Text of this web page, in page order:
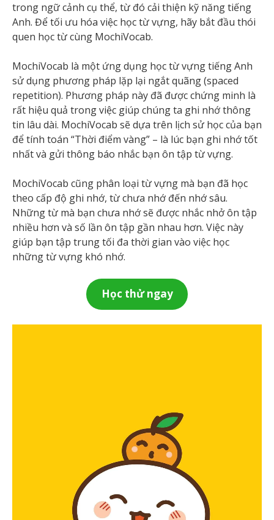
trong ngữ cảnh cụ thể, từ đó cải thiện kỹ năng tiếng
Anh. Để tối ưu hóa việc học từ vựng, hãy bắt đầu thói
quen học từ cùng MochiVocab.
MochiVocab là một ứng dụng học từ vựng tiếng Anh
sử dụng phương pháp lặp lại ngắt quãng (spaced
repetition). Phương pháp này đã được chứng minh là
rất hiệu quả trong việc giúp chúng ta ghi nhớ thông
tin lâu dài. MochiVocab sẽ dựa trên lịch sử học của bạn
để tính toán “Thời điểm vàng” – là lúc bạn ghi nhớ tốt
nhất và gửi thông báo nhắc bạn ôn tập từ vựng.
MochiVocab cũng phân loại từ vựng mà bạn đã học
theo cấp độ ghi nhớ, từ chưa nhớ đến nhớ sâu.
Những từ mà bạn chưa nhớ sẽ được nhắc nhở ôn tập
nhiều hơn và số lần ôn tập gần nhau hơn. Việc này
giúp bạn tập trung tối đa thời gian vào việc học
những từ vựng khó nhớ.
Học thử ngay